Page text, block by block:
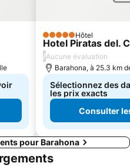
5 ÉtoilesHôtel
Hotel Piratas del.
/Aucune évaluation
Barahona, à 25.3 km
Sélectionnez des
les prix exacts
Consulter
pour Barahona